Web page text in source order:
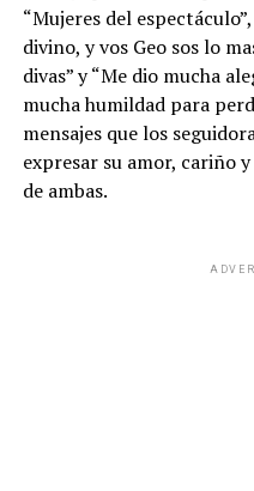
“Mujeres del
divino, y vos Geo sos lo
divas” y “Me dio mucha
mucha humildad para
mensajes que los
expresar su amor, cariño
de ambas.